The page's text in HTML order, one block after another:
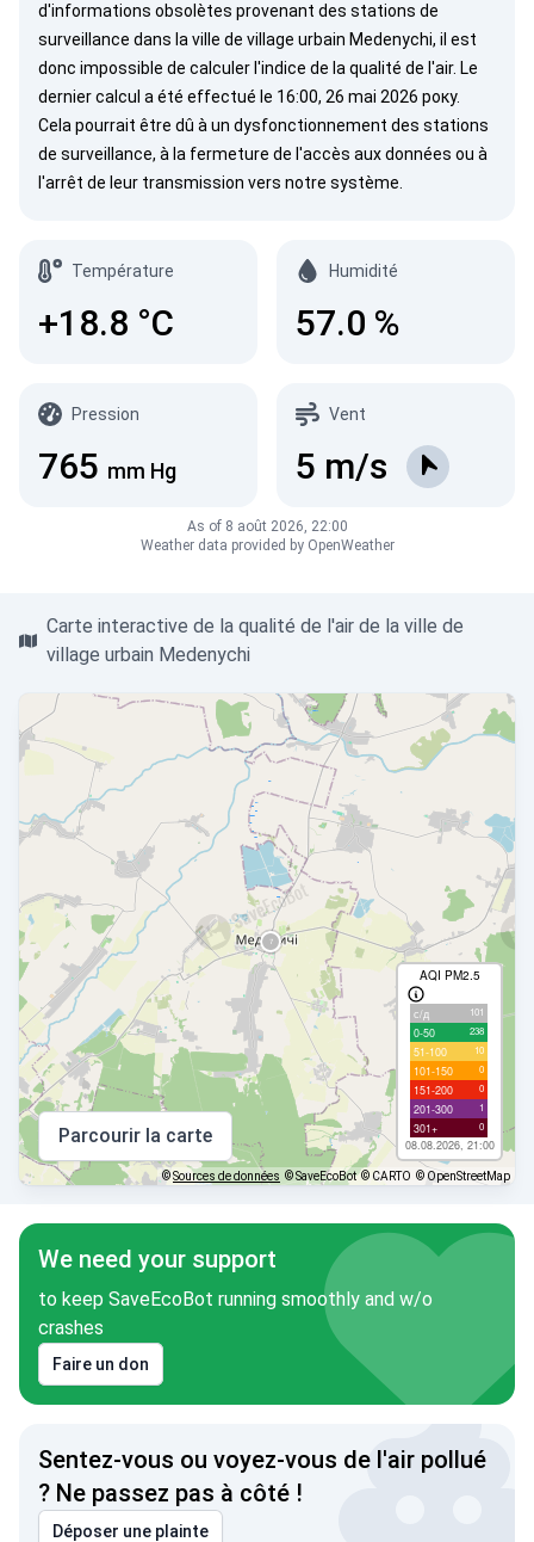
d'informations obsolètes provenant des stations de
surveillance dans la ville de village urbain Medenychi, il est
donc impossible de calculer l'indice de la qualité de l'air. Le
dernier calcul a été effectué le 16:00, 26 mai 2026 року.
Cela pourrait être dû à un dysfonctionnement des stations
de surveillance, à la fermeture de l'accès aux données ou à
l'arrêt de leur transmission vers notre système.
Température
+18.8 °C
Humidité
57.0 %
Pression
765 mm Hg
Vent
5 m/s
As of 8 août 2026, 22:00
Weather data provided by OpenWeather
Carte interactive de la qualité de l'air de la ville de
village urbain Medenychi
AQI PM2.5
с/д 101
0-50 238
51-100 10
101-150 0
151-200 0
201-300 1
301+ 0
08.08.2026, 21:00
Parcourir la carte
©Sources de données © SaveEcoBot © CARTO © OpenStreetMap
We need your support
to keep SaveEcoBot running smoothly and w/o
crashes
Faire un don
Sentez-vous ou voyez-vous de l'air pollué
? Ne passez pas à côté !
Déposer une plainte